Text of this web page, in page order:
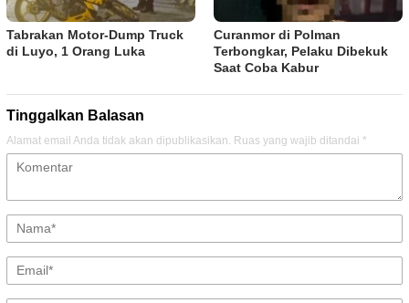
Tabrakan Motor-Dump Truck
di Luyo, 1 Orang Luka
Curanmor di Polman
Terbongkar, Pelaku Dibekuk
Saat Coba Kabur
Tinggalkan Balasan
Alamat email Anda tidak akan dipublikasikan. Ruas yang wajib ditandai *